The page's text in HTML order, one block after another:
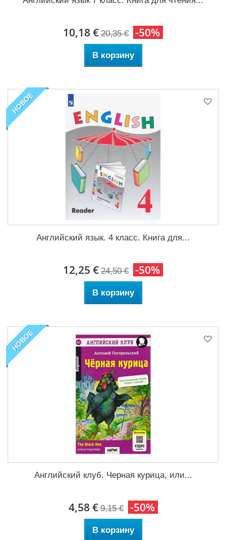
10,18 € 20,35 € -50%
В корзину
НОВОЕ
Английский язык. 4 класс. Книга для...
12,25 € 24,50 € -50%
В корзину
НОВОЕ
Английский клуб. Черная курица, или...
4,58 € 9,15 € -50%
В корзину